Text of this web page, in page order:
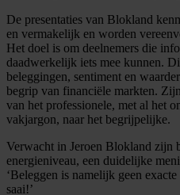
De presentaties van Blokland
en vermakelijk en worden
Het doel is om deelnemers die
daadwerkelijk iets mee kunnen.
beleggingen, sentiment en
begrip van financiële markten.
van het professionele, met al het
vakjargon, naar het begrijpelijke.
Verwacht in Jeroen Blokland zijn
energieniveau, een duidelijke
‘Beleggen is namelijk geen
saai!’